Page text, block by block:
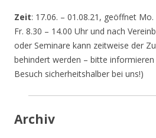
Zeit: 17.06. – 01.08.21, geöffnet
Fr. 8.30 – 14.00 Uhr und nach
oder Seminare kann zeitweise der
behindert werden – bitte informieren
Besuch sicherheitshalber bei uns!)
Archiv